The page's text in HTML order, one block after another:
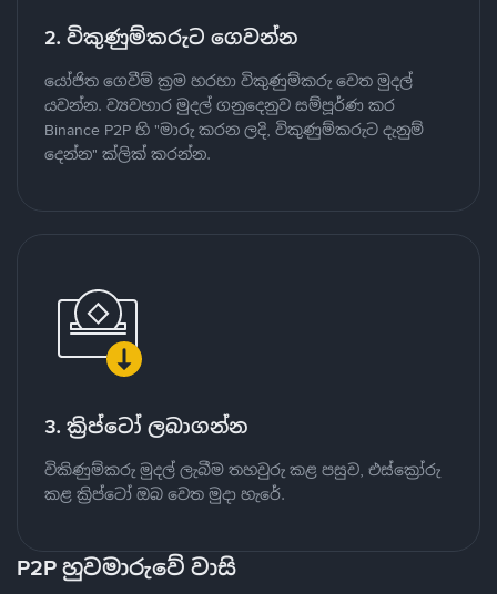
2. විකුණුම්කරුට ගෙවන්න
යෝජිත ගෙවීම් ක්‍රම හරහා විකුණුම්කරු වෙත මුදල්
යවන්න. ව්‍යවහාර මුදල් ගනුදෙනුව සම්පූර්ණ කර
Binance P2P හි "මාරු කරන ලදි, විකුණුම්කරුට දැනුම්
දෙන්න" ක්ලික් කරන්න.
3. ක්‍රිප්ටෝ ලබාගන්න
විකිණුම්කරු මුදල් ලැබීම තහවුරු කළ පසුව, එස්ක්‍රෝරු
කළ ක්‍රිප්ටෝ ඔබ වෙත මුදා හැරේ.
P2P හුවමාරුවේ වාසි